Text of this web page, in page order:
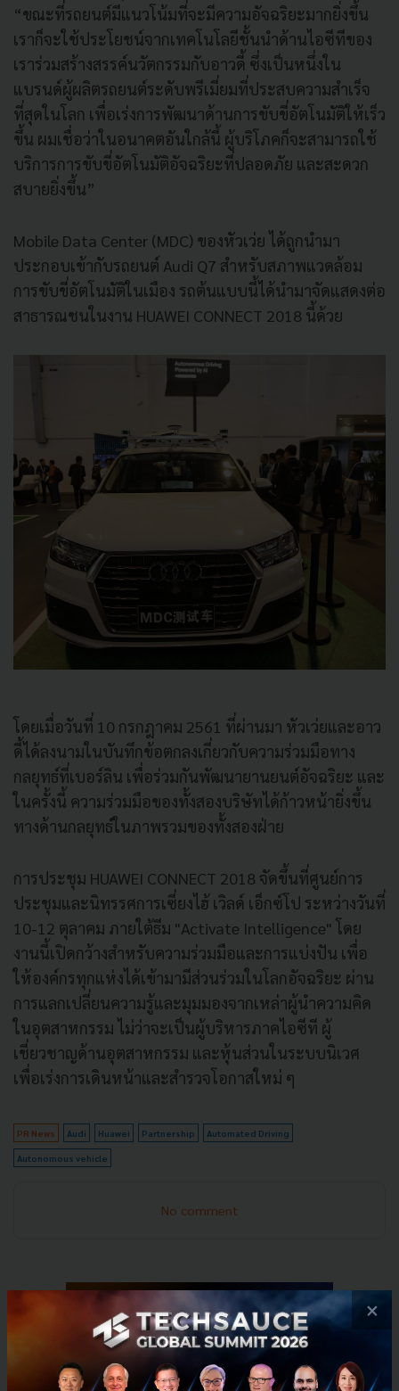
“ขณะที่รถยนต์มีแนวโน้มที่จะมีความอัจฉริยะมากยิ่งขึ้น
เราก็จะใช้ประโยชน์จากเทคโนโลยีชั้นนำด้านไอซีทีของ
เราร่วมสร้างสรรค์นวัตกรรมกับอาวดี้ ซึ่งเป็นหนึ่งใน
แบรนด์ผู้ผลิตรถยนต์ระดับพรีเมี่ยมที่ประสบความสำเร็จ
ที่สุดในโลก เพื่อเร่งการพัฒนาด้านการขับขี่อัตโนมัติให้เร็ว
ขึ้น ผมเชื่อว่าในอนาคตอันใกล้นี้ ผู้บริโภคก็จะสามารถใช้
บริการการขับขี่อัตโนมัติอัจฉริยะที่ปลอดภัย และสะดวก
สบายยิ่งขึ้น”
Mobile Data Center (MDC) ของหัวเว่ย ได้ถูกนำมา
ประกอบเข้ากับรถยนต์ Audi Q7 สำหรับสภาพแวดล้อม
การขับขี่อัตโนมัติในเมือง รถต้นแบบนี้ได้นำมาจัดแสดงต่อ
สาธารณชนในงาน HUAWEI CONNECT 2018 นี้ด้วย
โดยเมื่อวันที่ 10 กรกฎาคม 2561 ที่ผ่านมา หัวเว่ยและอาว
ดี้ได้ลงนามในบันทึกข้อตกลงเกี่ยวกับความร่วมมือทาง
กลยุทธ์ที่เบอร์ลิน เพื่อร่วมกันพัฒนายานยนต์อัจฉริยะ และ
ในครั้งนี้ ความร่วมมือของทั้งสองบริษัทได้ก้าวหน้ายิ่งขึ้น
ทางด้านกลยุทธ์ในภาพรวมของทั้งสองฝ่าย
การประชุม HUAWEI CONNECT 2018 จัดขึ้นที่ศูนย์การ
ประชุมและนิทรรศการเซี่ยงไฮ้ เวิลด์ เอ็กซ์โป ระหว่างวันที่
10-12 ตุลาคม ภายใต้ธีม "Activate Intelligence" โดย
งานนี้เปิดกว้างสำหรับความร่วมมือและการแบ่งปัน เพื่อ
ให้องค์กรทุกแห่งได้เข้ามามีส่วนร่วมในโลกอัจฉริยะ ผ่าน
การแลกเปลี่ยนความรู้และมุมมองจากเหล่าผู้นำความคิด
ในอุตสาหกรรม ไม่ว่าจะเป็นผู้บริหารภาคไอซีที ผู้
เชี่ยวชาญด้านอุตสาหกรรม และหุ้นส่วนในระบบนิเวศ
เพื่อเร่งการเดินหน้าและสำรวจโอกาสใหม่ ๆ
PR News Audi Huawei Partnership Automated Driving
Autonomous vehicle
No comment
×